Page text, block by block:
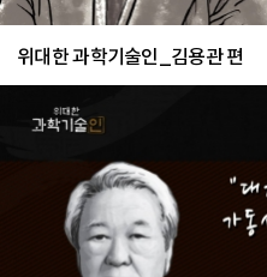
위대한 과학기술인_김용관 편